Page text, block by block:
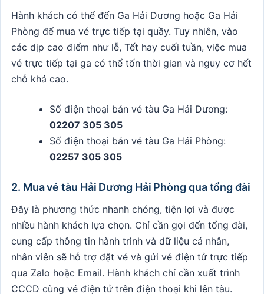
Hành khách có thể đến Ga Hải Dương hoặc Ga Hải
Phòng để mua vé trực tiếp tại quầy. Tuy nhiên, vào
các dịp cao điểm như lễ, Tết hay cuối tuần, việc mua
vé trực tiếp tại ga có thể tốn thời gian và nguy cơ hết
chỗ khá cao.
Số điện thoại bán vé tàu Ga Hải Dương:
02207 305 305
Số điện thoại bán vé tàu Ga Hải Phòng:
02257 305 305
2. Mua vé tàu Hải Dương Hải Phòng qua tổng đài
Đây là phương thức nhanh chóng, tiện lợi và được
nhiều hành khách lựa chọn. Chỉ cần gọi đến tổng đài,
cung cấp thông tin hành trình và dữ liệu cá nhân,
nhân viên sẽ hỗ trợ đặt vé và gửi vé điện tử trực tiếp
qua Zalo hoặc Email. Hành khách chỉ cần xuất trình
CCCD cùng vé điện tử trên điện thoại khi lên tàu.